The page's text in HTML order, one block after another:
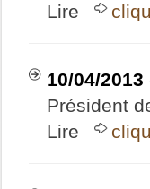
Lire
10/04/2013
Président
Lire